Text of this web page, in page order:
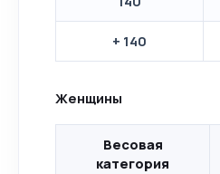
+ 140
Женщины
Весовая
категория